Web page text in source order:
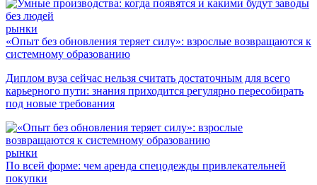
рынки
«Опыт без обновления теряет силу»: взрослые возвращаются к
системному образованию
Диплом вуза сейчас нельзя считать достаточным для всего
карьерного пути: знания приходится регулярно пересобирать
под новые требования
рынки
По всей форме: чем аренда спецодежды привлекательней
покупки